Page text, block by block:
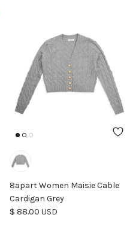
8apart Women Maisie Cable
Cardigan Grey
Precio normal
$ 88.00 USD